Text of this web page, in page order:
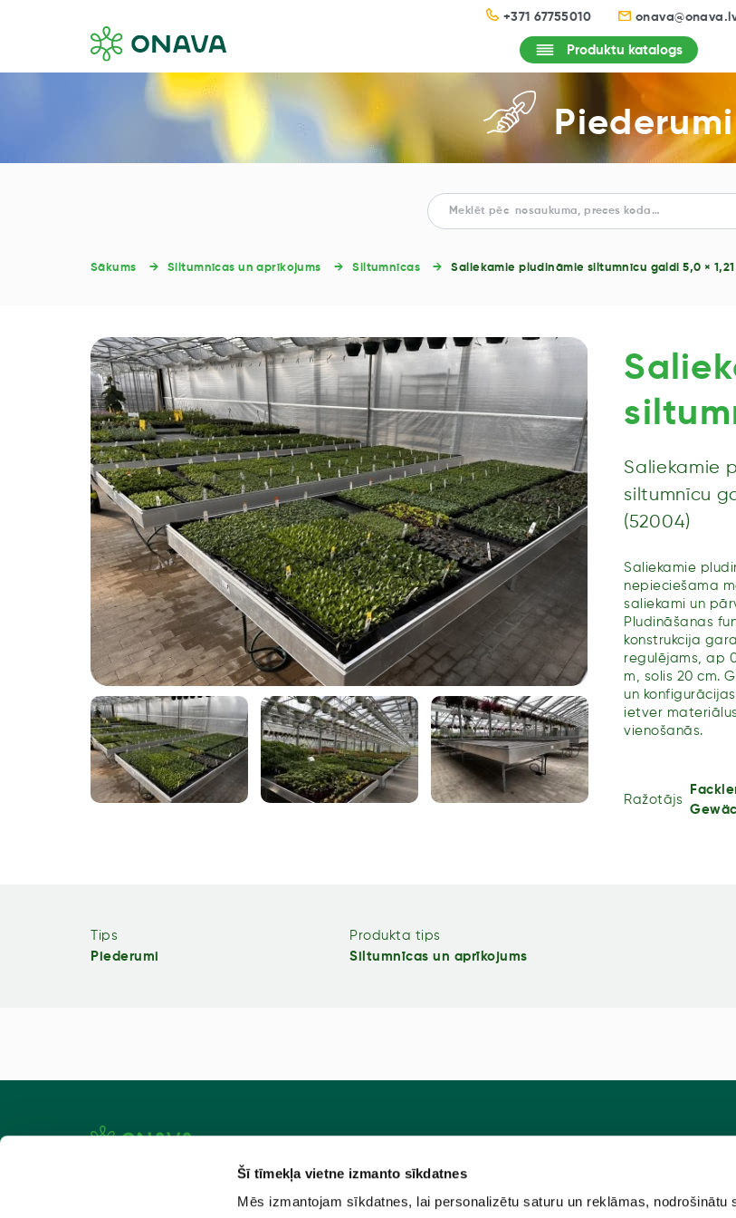
Šī tīmekļa vietne izmanto sīkdatnes
Mēs izmantojam sīkdatnes, lai personalizētu saturu un reklāmas, nodrošinātu
+371 67755010
Produktu katalogs
Piederumi
Sākums Siltumnīcas un aprīkojums Siltumnīcas Saliekamie pludināmie siltumnīcu galdi 5,0 × 1,21
Saliekamie
siltumnīcu
(52004)
Saliekamie
nepieciešama
saliekami un
Pludināšanas
konstrukcija
regulējams, ap
m, solis 20 cm.
un
ietver
vienošanās.
Ražotājs
Tips
Piederumi
Produkta tips
Siltumnīcas un aprīkojums